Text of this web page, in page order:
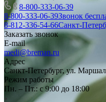
8-800-333-06-39
8-800-333-06-39Звонок
8-812-336-54-66Санкт-
Заказать звонок
E-mail
medi@breman.ru
Адрес
Санкт-Петербург, ул.
Режим работы
Пн. – Пт.: с 9:00 до 18:00